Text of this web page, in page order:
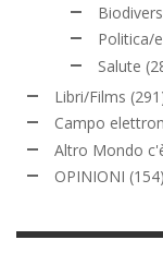
Politica/
Salute
Libri/Films
Campo
Altro Mondo
OPINIONI (154)